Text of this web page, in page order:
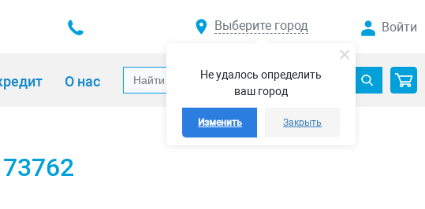
Не удалось определить
ваш город
Изменить Закрыть
Выберите город Войти
О нас